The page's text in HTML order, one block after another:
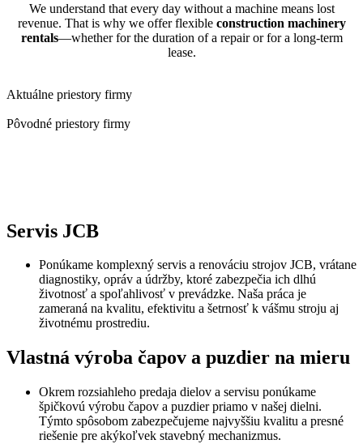
We understand that every day without a machine means lost
revenue. That is why we offer flexible construction machinery
rentals—whether for the duration of a repair or for a long-term
lease.
Aktuálne priestory firmy
Pôvodné priestory firmy
Servis JCB
Ponúkame komplexný servis a renováciu strojov JCB, vrátane
diagnostiky, opráv a údržby, ktoré zabezpečia ich dlhú
životnosť a spoľahlivosť v prevádzke. Naša práca je
zameraná na kvalitu, efektivitu a šetrnosť k vášmu stroju aj
životnému prostrediu.
Vlastná výroba čapov a puzdier na mieru
Okrem rozsiahleho predaja dielov a servisu ponúkame
špičkovú výrobu čapov a puzdier priamo v našej dielni.
Týmto spôsobom zabezpečujeme najvyššiu kvalitu a presné
riešenie pre akýkoľvek stavebný mechanizmus.